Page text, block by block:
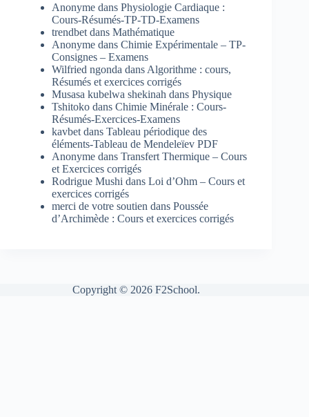
Anonyme dans Physiologie Cardiaque :
Cours-Résumés-TP-TD-Examens
trendbet dans Mathématique
Anonyme dans Chimie Expérimentale – TP-
Consignes – Examens
Wilfried ngonda dans Algorithme : cours,
Résumés et exercices corrigés
Musasa kubelwa shekinah dans Physique
Tshitoko dans Chimie Minérale : Cours-
Résumés-Exercices-Examens
kavbet dans Tableau périodique des
éléments-Tableau de Mendeleïev PDF
Anonyme dans Transfert Thermique – Cours
et Exercices corrigés
Rodrigue Mushi dans Loi d’Ohm – Cours et
exercices corrigés
merci de votre soutien dans Poussée
d’Archimède : Cours et exercices corrigés
Copyright © 2026 F2School.